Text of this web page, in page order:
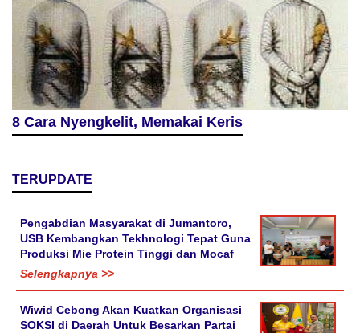
8 Cara Nyengkelit, Memakai Keris
TERUPDATE
Pengabdian Masyarakat di Jumantoro,
USB Kembangkan Tekhnologi Tepat Guna
Produksi Mie Protein Tinggi dan Mocaf
Selengkapnya >>
Wiwid Cebong Akan Kuatkan Organisasi
SOKSI di Daerah Untuk Besarkan Partai